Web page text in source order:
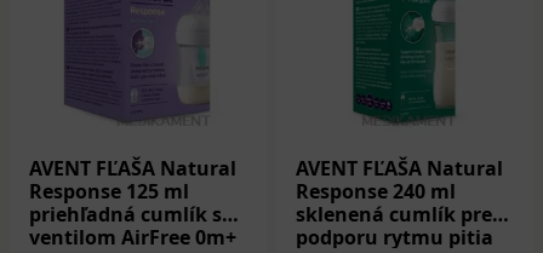
AVENT FĽAŠA Natural
Response 125 ml
priehľadná cumlík s
ventilom AirFree 0m+
AVENT FĽAŠA Natural
Response 240 ml
sklenená cumlík pre
podporu rytmu pitia